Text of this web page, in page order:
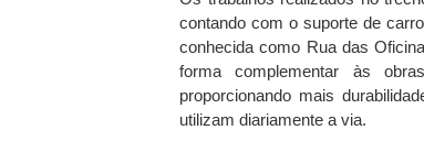
contando com o suporte de
conhecida como Rua das
forma complementar às
proporcionando mais
utilizam diariamente a via.